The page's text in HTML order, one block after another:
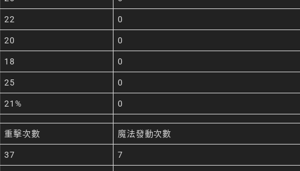
22 0
20 0
18 0
25 0
21% 0
重擊次數 魔法發動次數
37 7